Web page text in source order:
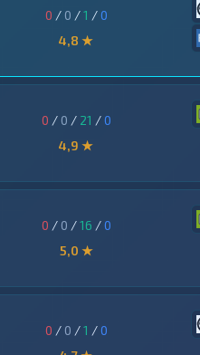
0 / 0 /1 /0
4,8 ★
0 / 0 / 21 /0
4,9 ★
0 / 0 /16 /0
5,0 ★
0 / 0 /1 /0